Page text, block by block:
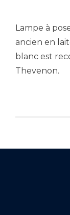
Lampe à
ancien en
blanc est
Thevenon.